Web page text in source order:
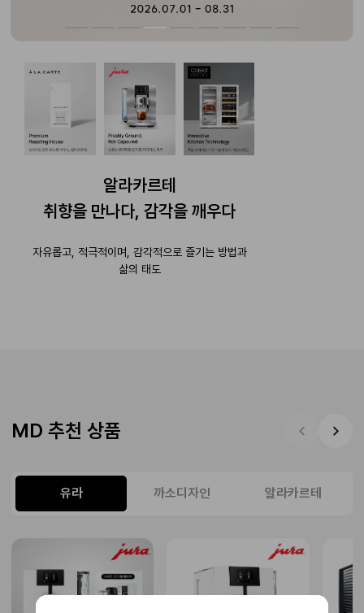
알라카르테
취향을 만나다, 감각을 깨우다
자유롭고, 적극적이며, 감각적으로 즐기는 방법과
삶의 태도
MD 추천 상품
유라 까소디자인 알라카르테